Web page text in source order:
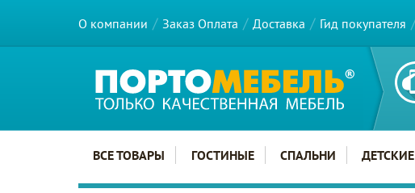
О компании Заказ Оплата Доставка Гид покупателя
Главное меню сайта
ВСЕ ТОВАРЫ ГОСТИНЫЕ СПАЛЬНИ ДЕТСКИЕ